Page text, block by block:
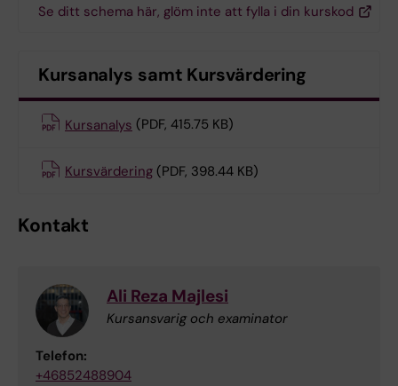
Se ditt schema här, glöm inte att fylla i din kurskod
Kursanalys samt Kursvärdering
Kursanalys (PDF, 415.75 KB)
Kursvärdering (PDF, 398.44 KB)
Kontakt
Ali Reza Majlesi
Kursansvarig och examinator
Telefon:
+46852488904